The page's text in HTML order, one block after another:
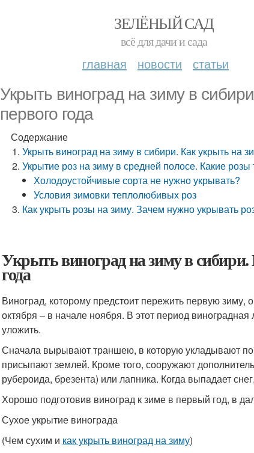
ЗЕЛЁНЫЙ САД
всё для дачи и сада
главная новости статьи
Укрыть виноград на зиму в
первого года
Содержание
Укрыть виноград на зиму в сибири. Как укрыть на
Укрытие роз на зиму в средней полосе. Какие
Холодоустойчивые сорта не нужно укрывать?
Условия зимовки теплолюбивых роз
Как укрыть розы на зиму. Зачем нужно укрывать
Укрыть виноград на зиму в
года
Виноград, которому предстоит пережить первую зиму,
октября – в начале ноября. В этот период
уложить.
Сначала вырывают траншею, в которую укладывают
присыпают землей. Кроме того, сооружают
рубероида, брезента) или лапника. Когда выпадает
Хорошо подготовив виноград к зиме в первый год, в
Сухое укрытие винограда
(Чем сухим и как укрыть виноград на зиму)